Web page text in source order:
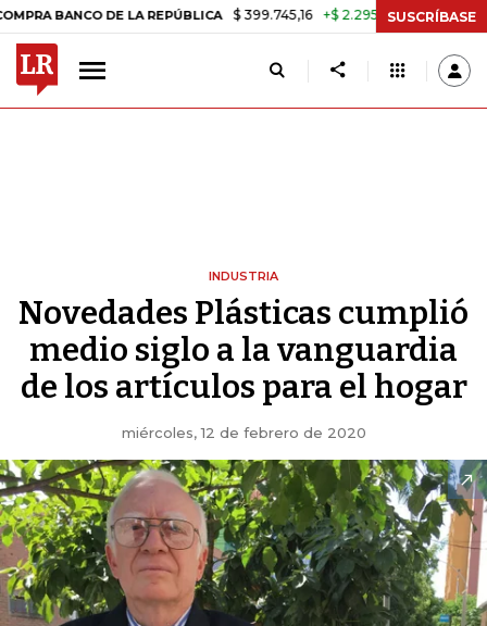
DE LA REPÚBLICA $ 399.745,16 +$ 2.295,71 +0,58% TASA DE
SUSCRÍBASE
INDUSTRIA
Novedades Plásticas cumplió
medio siglo a la vanguardia
de los artículos para el hogar
miércoles, 12 de febrero de 2020